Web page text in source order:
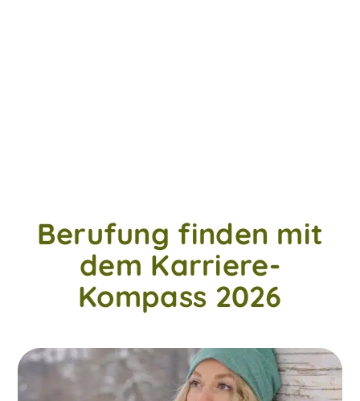
Berufung finden mit
dem Karriere-
Kompass 2026